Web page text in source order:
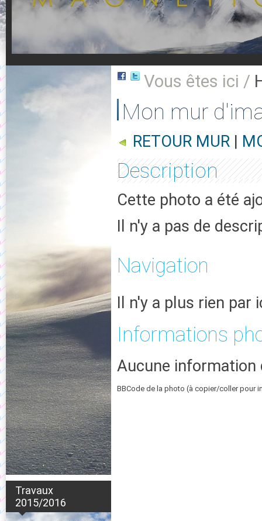
Travaux
2015/2016
Vous êtes ici /
Mon mur
RETOUR MUR |
Description
Cette photo a été
Il n'y a pas de
Navigation
Il n'y a plus rien par
Informations
Aucune information
BBCode de la photo (à copier/coller pour